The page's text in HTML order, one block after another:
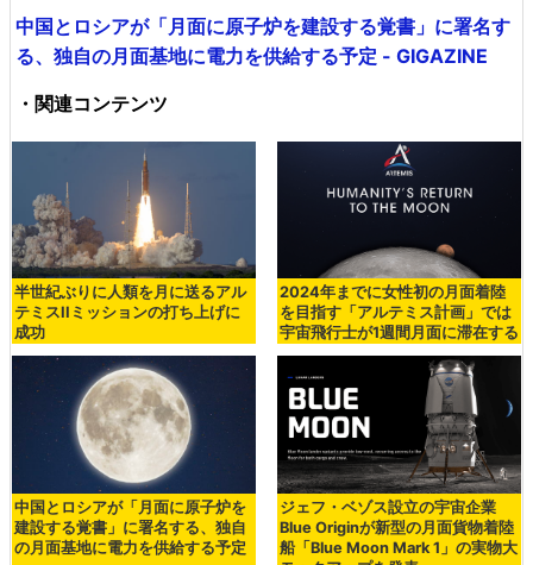
中国とロシアが「月面に原子炉を建設する覚書」に署名す
る、独自の月面基地に電力を供給する予定 - GIGAZINE
・関連コンテンツ
半世紀ぶりに人類を月に送るアル
テミスIIミッションの打ち上げに
成功
2024年までに女性初の月面着陸
を目指す「アルテミス計画」では
宇宙飛行士が1週間月面に滞在する
中国とロシアが「月面に原子炉を
建設する覚書」に署名する、独自
の月面基地に電力を供給する予定
ジェフ・ベゾス設立の宇宙企業
Blue Originが新型の月面貨物着陸
船「Blue Moon Mark 1」の実物大